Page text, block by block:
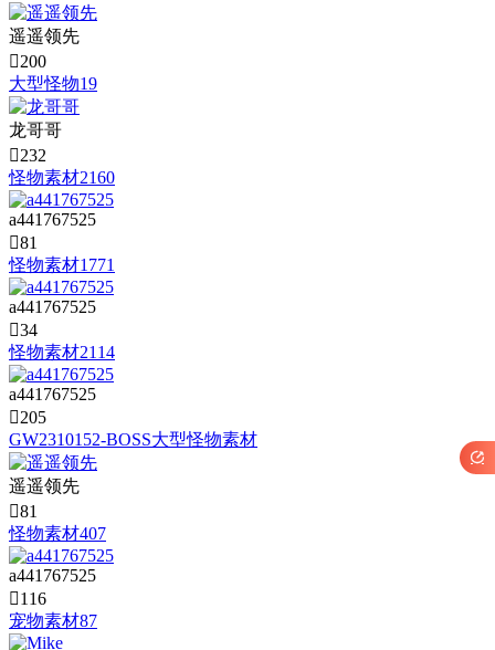
遥遥领先
200
大型怪物19
龙哥哥
232
怪物素材2160
a441767525
81
怪物素材1771
a441767525
34
怪物素材2114
a441767525
205
GW2310152-BOSS大型怪物素材
遥遥领先
81
怪物素材407
a441767525
116
宠物素材87
